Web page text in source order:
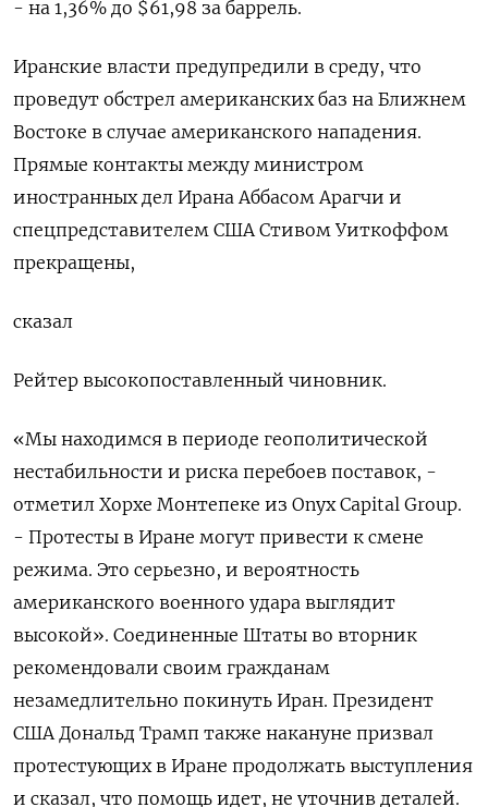
- на 1,36% до $61,98 за баррель.
Иранские власти предупредили ⁠в среду, что
проведут обстрел американских баз на Ближнем
Востоке в случае американского нападения.
‌Прямые контакты между министром
иностранных дел Ирана Аббасом Арагчи и
спецпредставителем ‍США Стивом Уиткоффом
прекращены,
сказал
Рейтер высокопоставленный чиновник.
«Мы находимся в периоде геополитической
‌нестабильности и риска перебоев поставок, -
отметил Хорхе Монтепеке из Onyx Capital Group.
- ​Протесты в Иране могут привести к смене
режима. Это серьезно, и вероятность
американского военного удара выглядит
высокой». Соединенные Штаты во вторник
рекомендовали ⁠своим гражданам
незамедлительно покинуть Иран. Президент
‍США Дональд Трамп также накануне призвал
протестующих в Иране продолжать выступления
и сказал, ‌что помощь идет, не уточнив деталей.